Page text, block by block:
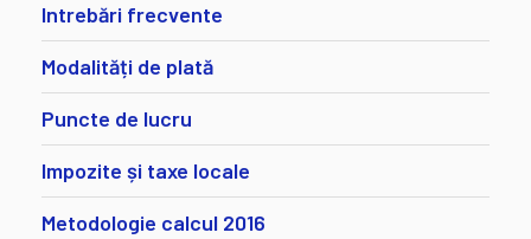
Intrebări frecvente
Modalități de plată
Puncte de lucru
Impozite și taxe locale
Metodologie calcul 2016